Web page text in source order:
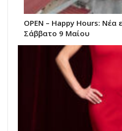
ΟΡΕΝ – Happy Hours: Νέα
Σάββατο 9 Μαίου